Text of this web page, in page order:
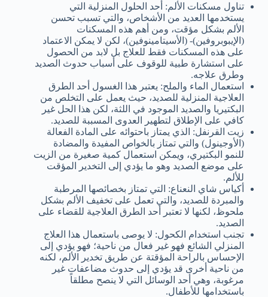
تناول مسكنات الألم: أحد الحلول المنزلية التي
يستخدمها العديد من الأشخاص، والتي تسبب تحسن
الألم بشكل مؤقت، ومن أهم هذه المسكنات
(الإيبوبروفين)- (الأسيتامينوفين)، لكن لا يمكن الاعتماد
على هذه المسكنات فقط للعلاج بل لابد من الحصول
على استشارة طبية للوقوف على أسباب حدوث الصديد
وطرق علاجه.
استعمال الماء والملح: يعتبر هذا الغسول أحد الطرق
العلاجية المنزلية للصديد، حيث يعمل على التخلص من
البكتيريا والصديد الموجود في اللثة، لكن هذا الحل غير
كافي على الإطلاق لتطهير العدوى المسببة للصديد.
زيت القرنفل: الذي يمتاز باحتوائه على المادة الفعالة
(الأوجينول) والتي تمتاز بالخواص المفيدة والمضادة
للنمو البكتيري، ويمكن استعمال كمية صغيرة من الزيت
على موضع الصديد وهو ما يؤدي إلى التخدير المؤقت
للألم.
أكياس شاي النعناع: التي تمتاز بخصائصها المرطبة
والمبردة للصديد، والتي تعمل على تخفيف الألم بشكل
ملحوظ، لكنها لا تعتبر أحد الطرق العلاجية للقضاء على
الصديد.
تجنب استخدام الكحول: لا يوصى باستعمال هذا العلاج
المنزلي الشائع فهو غير فعال من ناحية؛ فهو يؤدي إلى
الإحساس بالراحة المؤقتة عن طريق تخدير الألم، لكنه
من ناحية أخرى قد يؤدي إلى حدوث مضاعفات غير
مرغوبة، وهي أحد الوسائل التي لا ينصح مطلقاً
باستخدامها للأطفال.